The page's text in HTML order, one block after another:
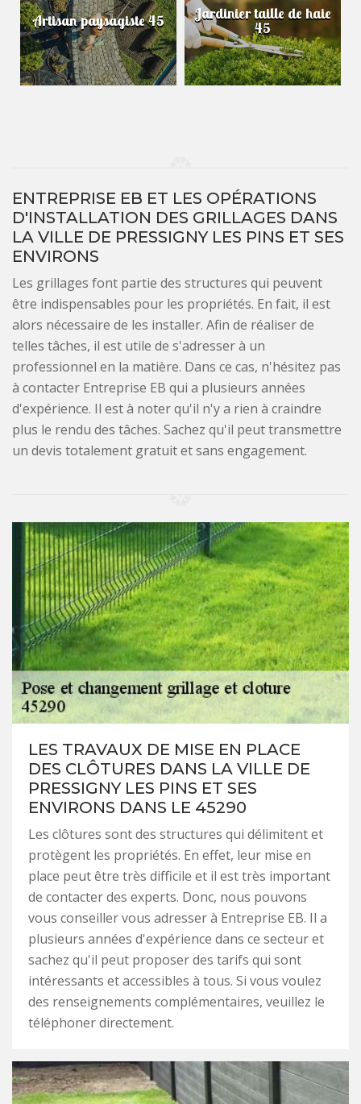
Artisan paysagiste 45 Jardinier taille de haie
45
ENTREPRISE EB ET LES OPÉRATIONS
D'INSTALLATION DES GRILLAGES DANS
LA VILLE DE PRESSIGNY LES PINS ET SES
ENVIRONS
Les grillages font partie des structures qui peuvent
être indispensables pour les propriétés. En fait, il est
alors nécessaire de les installer. Afin de réaliser de
telles tâches, il est utile de s'adresser à un
professionnel en la matière. Dans ce cas, n'hésitez pas
à contacter Entreprise EB qui a plusieurs années
d'expérience. Il est à noter qu'il n'y a rien à craindre
plus le rendu des tâches. Sachez qu'il peut transmettre
un devis totalement gratuit et sans engagement.
LES TRAVAUX DE MISE EN PLACE
DES CLÔTURES DANS LA VILLE DE
PRESSIGNY LES PINS ET SES
ENVIRONS DANS LE 45290
Les clôtures sont des structures qui délimitent et
protègent les propriétés. En effet, leur mise en
place peut être très difficile et il est très important
de contacter des experts. Donc, nous pouvons
vous conseiller vous adresser à Entreprise EB. Il a
plusieurs années d'expérience dans ce secteur et
sachez qu'il peut proposer des tarifs qui sont
intéressants et accessibles à tous. Si vous voulez
des renseignements complémentaires, veuillez le
téléphoner directement.